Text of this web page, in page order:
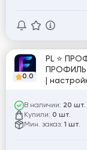
0.0
PL ⭐️
ПРОФИЛЬ
|
[865827]
В наличии: 20 шт.
Купили: 0 шт.
Мин. заказ: 1 шт.